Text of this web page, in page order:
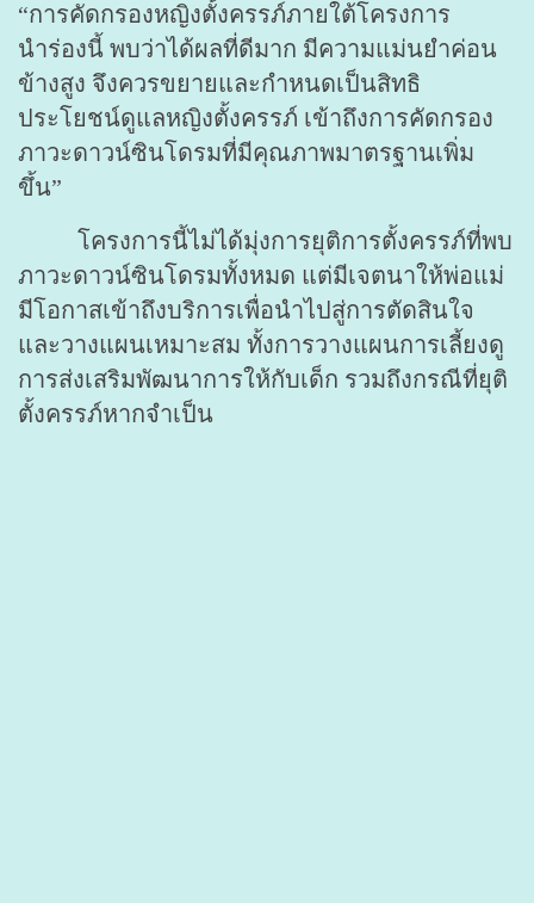
“การคัดกรองหญิงตั้งครรภ์ภายใต้โครงการ
นำร่องนี้ พบว่าได้ผลที่ดีมาก มีความแม่นยำค่อน
ข้างสูง จึงควรขยายและกำหนดเป็นสิทธิ
ประโยชน์ดูแลหญิงตั้งครรภ์ เข้าถึงการคัดกรอง
ภาวะดาวน์ซินโดรมที่มีคุณภาพมาตรฐานเพิ่ม
ขึ้น”
โครงการนี้ไม่ได้มุ่งการยุติการตั้งครรภ์ที่พบ
ภาวะดาวน์ซินโดรมทั้งหมด แต่มีเจตนาให้พ่อแม่
มีโอกาสเข้าถึงบริการเพื่อนำไปสู่การตัดสินใจ
และวางแผนเหมาะสม ทั้งการวางแผนการเลี้ยงดู
การส่งเสริมพัฒนาการให้กับเด็ก รวมถึงกรณีที่ยุติ
ตั้งครรภ์หากจำเป็น